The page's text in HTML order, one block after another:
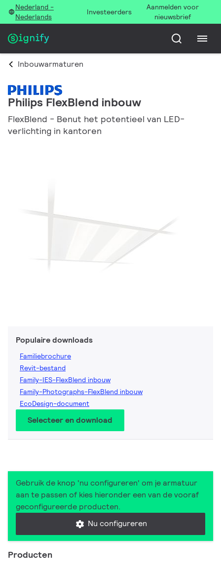
Nederland -
Nederlands
Investeerders
Aanmelden voor
nieuwsbrief
Inbouwarmaturen
Philips FlexBlend inbouw
FlexBlend - Benut het potentieel van LED-
verlichting in kantoren
Populaire downloads
Familiebrochure
Revit-bestand
Family-IES-FlexBlend inbouw
Family-Photographs-FlexBlend inbouw
EcoDesign-document
Selecteer en download
Gebruik de knop 'nu configureren' om je armatuur
aan te passen of kies hieronder een van de vooraf
geconfigureerde producten.
Nu configureren
Producten